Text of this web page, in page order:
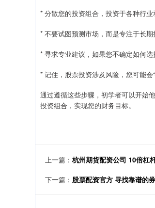
* 分散您的投资组合，投资于各种行业
* 不要试图预测市场，而是专注于长期
* 寻求专业建议，如果您不确定如何选
* 记住，股票投资涉及风险，您可能会
通过遵循这些步骤，初学者可以开始
投资组合，实现您的财务目标。
上一篇： 杭州期货配资公司 10倍杠
下一篇： 股票配资官方 寻找靠谱的